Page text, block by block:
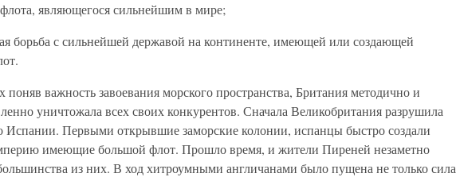
являющегося сильнейшим в мире;
борьба с сильнейшей державой на континенте, имеющей или создающей
поняв важность завоевания морского пространства, Британия методично и
уничтожала всех своих конкурентов. Сначала Великобритания разрушила
Испании. Первыми открывшие заморские колонии, испанцы быстро создали
имеющие большой флот. Прошло время, и жители Пиреней незаметно
из них. В ход хитроумными англичанами было пущена не только сила